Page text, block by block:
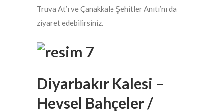
Truva At’ı ve Çanakkale Şehitler Anıtı’nı da
ziyaret edebilirsiniz.
Diyarbakır Kalesi –
Hevsel Bahçeler /